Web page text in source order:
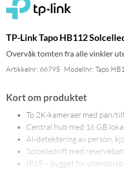
TP-Link Tapo HB112
Overvåk tomten fra alle vinkler
Artikkelnr: 66795 Modellnr: Tapo
Kort om produktet
To 2K-kameraer med pan/
Central hub med 16 GB
AI-detektering av person,
Solcelledrift med
IP65 – bygget for